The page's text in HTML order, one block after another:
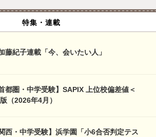
特集・連載
藤紀子連載「今、会いたい人」
都圏・中学受験】SAPIX 上位校偏差値＜
（2026年4月）
西・中学受験】浜学園「小6合否判定テス